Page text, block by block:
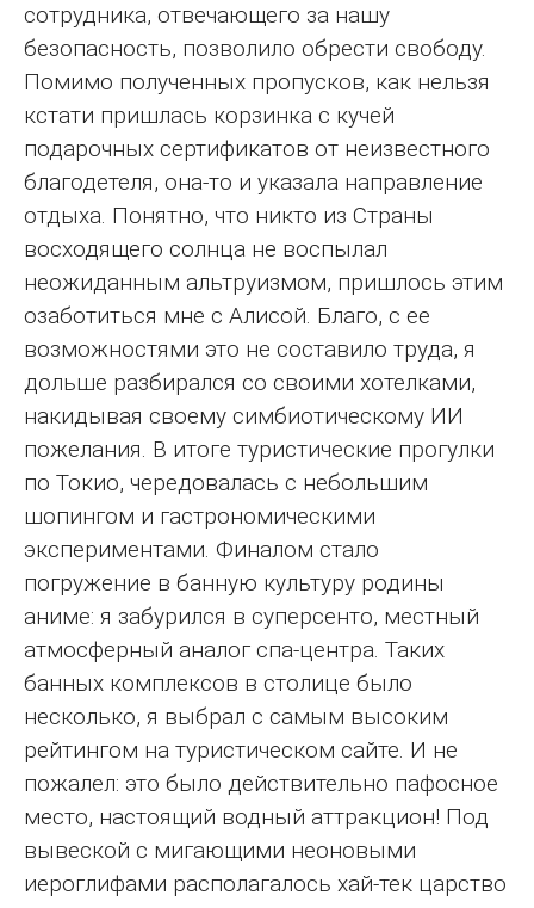
сотрудника, отвечающего за нашу
безопасность, позволило обрести свободу.
Помимо полученных пропусков, как нельзя
кстати пришлась корзинка с кучей
подарочных сертификатов от неизвестного
благодетеля, она-то и указала направление
отдыха. Понятно, что никто из Страны
восходящего солнца не воспылал
неожиданным альтруизмом, пришлось этим
озаботиться мне с Алисой. Благо, с ее
возможностями это не составило труда, я
дольше разбирался со своими хотелками,
накидывая своему симбиотическому ИИ
пожелания. В итоге туристические прогулки
по Токио, чередовалась с небольшим
шопингом и гастрономическими
экспериментами. Финалом стало
погружение в банную культуру родины
аниме: я забурился в суперсенто, местный
атмосферный аналог спа-центра. Таких
банных комплексов в столице было
несколько, я выбрал с самым высоким
рейтингом на туристическом сайте. И не
пожалел: это было действительно пафосное
место, настоящий водный аттракцион! Под
вывеской с мигающими неоновыми
иероглифами располагалось хай-тек царство